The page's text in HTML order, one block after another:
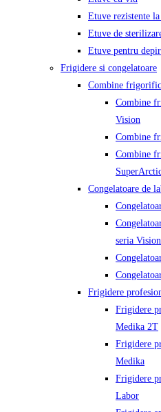
Etuve rezistente
Etuve de
Etuve pentru
Frigidere si congelatoare
Combine
Combine
Vision
Combine
Combine
Congelatoare de
seria Vision
Frigidere
Frigidere
Medika 2T
Frigidere
Medika
Frigidere
Labor